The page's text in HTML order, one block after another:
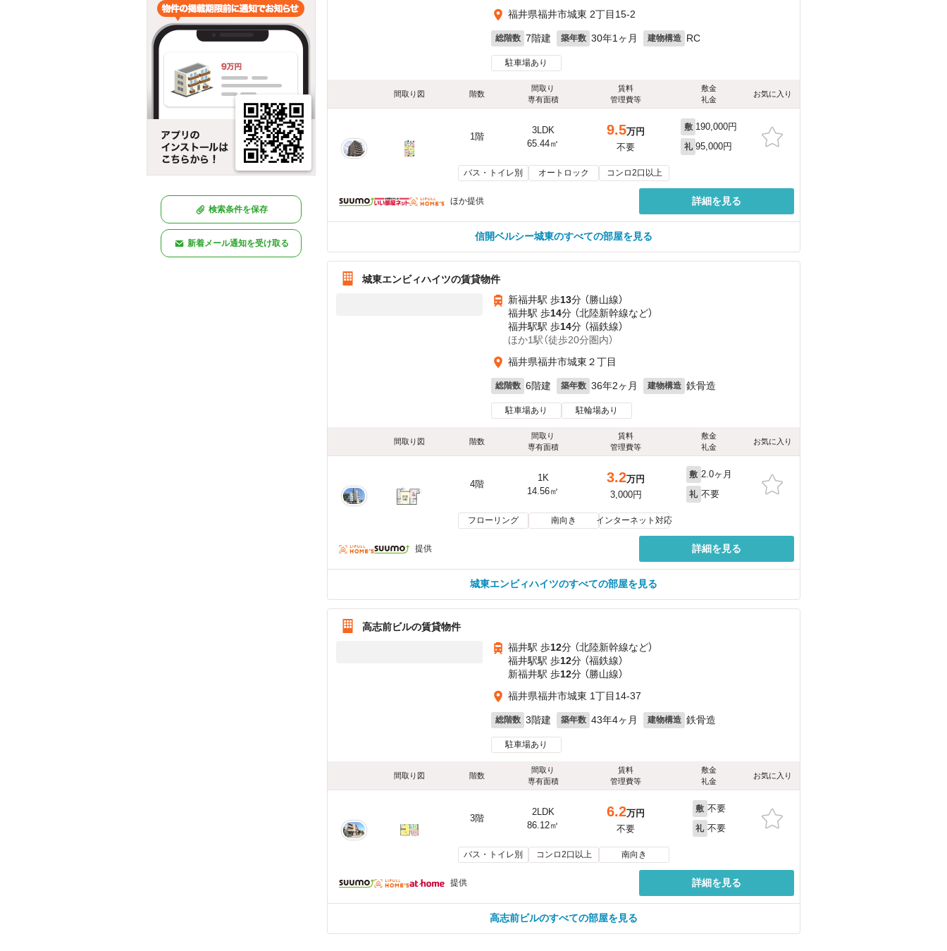
検索条件を保存
新着メール通知を受け取る
福井県福井市城東 2丁目15-2
総階数 7階建 築年数 30年1ヶ月 建物構造 RC
駐車場あり
間取り図 階数
間取り
専有面積
賃料
管理費等
敷金
礼金
お気に入り
1階
3LDK
65.44㎡
9.5万円
不要
敷 190,000円
礼 95,000円
バス・トイレ別 オートロック コンロ2口以上
ほか提供 詳細を見る
信開ベルシー城東のすべての部屋を見る
城東エンビィハイツの賃貸物件
新福井駅 歩13分 （勝山線）
福井駅 歩14分 （北陸新幹線など）
福井駅駅 歩14分 （福鉄線）
ほか1駅（徒歩20分圏内）
福井県福井市城東２丁目
総階数 6階建 築年数 36年2ヶ月 建物構造 鉄骨造
駐車場あり 駐輪場あり
間取り図 階数
間取り
専有面積
賃料
管理費等
敷金
礼金
お気に入り
4階
1K
14.56㎡
3.2万円
3,000円
敷 2.0ヶ月
礼 不要
フローリング 南向き インターネット対応
提供 詳細を見る
城東エンビィハイツのすべての部屋を見る
高志前ビルの賃貸物件
福井駅 歩12分 （北陸新幹線など）
福井駅駅 歩12分 （福鉄線）
新福井駅 歩12分 （勝山線）
福井県福井市城東 1丁目14-37
総階数 3階建 築年数 43年4ヶ月 建物構造 鉄骨造
駐車場あり
間取り図 階数
間取り
専有面積
賃料
管理費等
敷金
礼金
お気に入り
3階
2LDK
86.12㎡
6.2万円
不要
敷 不要
礼 不要
バス・トイレ別 コンロ2口以上 南向き
提供 詳細を見る
高志前ビルのすべての部屋を見る